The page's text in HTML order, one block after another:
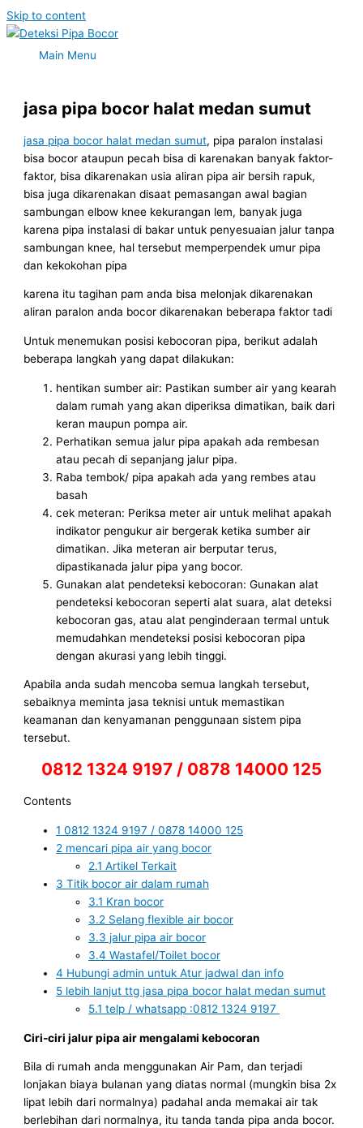
Skip to content
Main Menu
jasa pipa bocor halat medan sumut
jasa pipa bocor halat medan sumut, pipa paralon instalasi
bisa bocor ataupun pecah bisa di karenakan banyak faktor-
faktor, bisa dikarenakan usia aliran pipa air bersih rapuk,
bisa juga dikarenakan disaat pemasangan awal bagian
sambungan elbow knee kekurangan lem, banyak juga
karena pipa instalasi di bakar untuk penyesuaian jalur tanpa
sambungan knee, hal tersebut memperpendek umur pipa
dan kekokohan pipa
karena itu tagihan pam anda bisa melonjak dikarenakan
aliran paralon anda bocor dikarenakan beberapa faktor tadi
Untuk menemukan posisi kebocoran pipa, berikut adalah
beberapa langkah yang dapat dilakukan:
hentikan sumber air: Pastikan sumber air yang kearah
dalam rumah yang akan diperiksa dimatikan, baik dari
keran maupun pompa air.
Perhatikan semua jalur pipa apakah ada rembesan
atau pecah di sepanjang jalur pipa.
Raba tembok/ pipa apakah ada yang rembes atau
basah
cek meteran: Periksa meter air untuk melihat apakah
indikator pengukur air bergerak ketika sumber air
dimatikan. Jika meteran air berputar terus,
dipastikanada jalur pipa yang bocor.
Gunakan alat pendeteksi kebocoran: Gunakan alat
pendeteksi kebocoran seperti alat suara, alat deteksi
kebocoran gas, atau alat penginderaan termal untuk
memudahkan mendeteksi posisi kebocoran pipa
dengan akurasi yang lebih tinggi.
Apabila anda sudah mencoba semua langkah tersebut,
sebaiknya meminta jasa teknisi untuk memastikan
keamanan dan kenyamanan penggunaan sistem pipa
tersebut.
0812 1324 9197 / 0878 14000 125
Contents
1 0812 1324 9197 / 0878 14000 125
2 mencari pipa air yang bocor
2.1 Artikel Terkait
3 Titik bocor air dalam rumah
3.1 Kran bocor
3.2 Selang flexible air bocor
3.3 jalur pipa air bocor
3.4 Wastafel/Toilet bocor
4 Hubungi admin untuk Atur jadwal dan info
5 lebih lanjut ttg jasa pipa bocor halat medan sumut
5.1 telp / whatsapp :0812 1324 9197
Ciri-ciri jalur pipa air mengalami kebocoran
Bila di rumah anda menggunakan Air Pam, dan terjadi
lonjakan biaya bulanan yang diatas normal (mungkin bisa 2x
lipat lebih dari normalnya) padahal anda memakai air tak
berlebihan dari normalnya, itu tanda tanda pipa anda bocor.